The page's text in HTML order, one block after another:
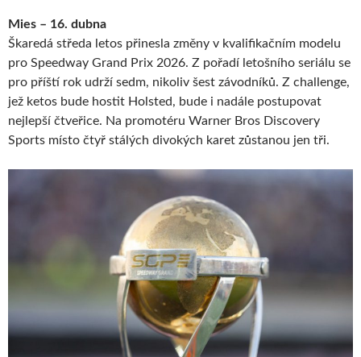
Mies – 16. dubna
Škaredá středa letos přinesla změny v kvalifikačním modelu
pro Speedway Grand Prix 2026. Z pořadí letošního seriálu se
pro příští rok udrží sedm, nikoliv šest závodníků. Z challenge,
jež ketos bude hostit Holsted, bude i nadále postupovat
nejlepší čtveřice. Na promotéru Warner Bros Discovery
Sports místo čtyř stálých divokých karet zůstanou jen tři.